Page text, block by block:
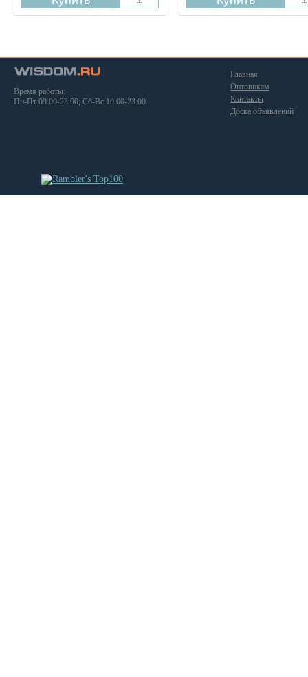
Время работы:
Пн-Пт 09.00-23.00; Сб-Вс 10.00-23.00
Главная
Оптовикам
Контакты
Доска объявлений